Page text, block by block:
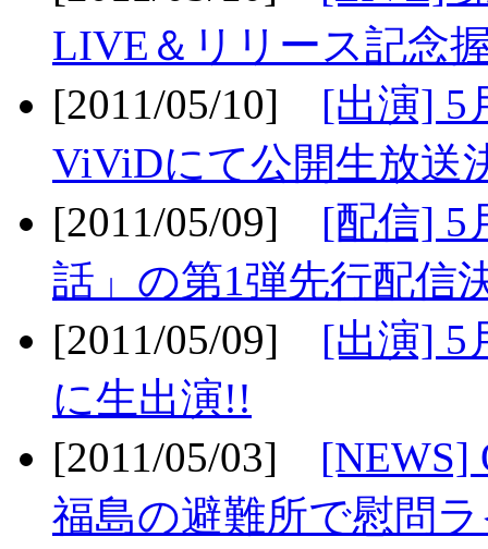
LIVE＆リリース記念
[2011/05/10] [出演] 5
ViViDにて公開生放送
[2011/05/09] [配信] 5
話」の第1弾先行配信
[2011/05/09] [出演] 5
に生出演!!
[2011/05/03] [NEWS]
福島の避難所で慰問